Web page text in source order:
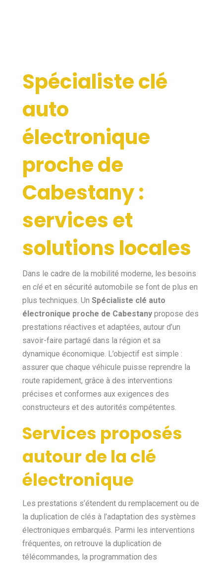
Spécialiste clé
auto
électronique
proche de
Cabestany :
services et
solutions locales
Dans le cadre de la mobilité moderne, les besoins
en cléet en sécurité automobile se font de plus en
plus techniques. Un Spécialiste clé auto
électronique proche de Cabestanypropose des
prestations réactives et adaptées, autour d’un
savoir-faire partagé dans la région et sa
dynamique économique. L’objectif est simple :
assurer que chaque véhicule puisse reprendre la
route rapidement, grâce à des interventions
précises et conformes aux exigences des
constructeurs et des autorités compétentes.
Services proposés
autour de la clé
électronique
Les prestations s’étendent du remplacement ou de
la duplication de clés à l’adaptation des systèmes
électroniques embarqués. Parmi les interventions
fréquentes, on retrouve la duplication de
télécommandes, la programmation des